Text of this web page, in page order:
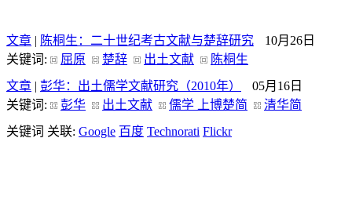
文章 | 陈桐生：二十世纪考古文献与楚辞研究
10月26日
关键词:
屈原 楚辞 出土文献
陈桐生
文章 | 彭华：出土儒学文献研究（2010年）
05月16日
关键词:
彭华 出土文献 儒学 上博楚简
清华简
关键词 关联: Google 百度 Technorati Flickr